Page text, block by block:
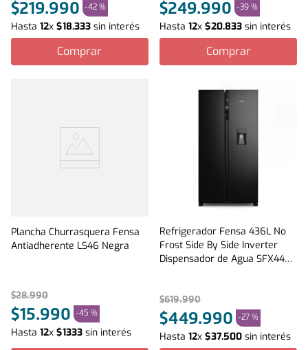
$219.990 -42 %
Hasta 12x $18.333 sin interés
Comprar
$249.990 -39 %
Hasta12x$20.833 sin interés
Comprar
Plancha Churrasquera Fensa
Antiadherente LS46 Negra
$28.990
$15.990 -45 %
Hasta 12x $1333 sin interés
Refrigerador Fensa 436L No
Frost Side By Side Inverter
Dispensador de Agua SFX440B
$619.990
$449.990 -27 %
Hasta12x$37.500 sin interés